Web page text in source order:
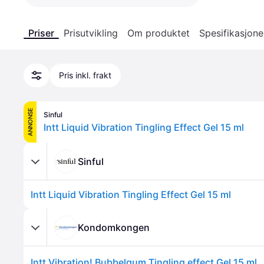
Priser Prisutvikling Om produktet
Pris inkl. frakt
ANNONSE Sinful
Intt Liquid Vibration Tingling Effect Gel 15 ml
Sinful
Intt Liquid Vibration Tingling Effect Gel 15 ml
Kondomkongen